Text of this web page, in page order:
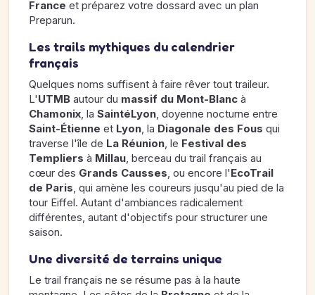
France et préparez votre dossard avec un plan
Preparun.
Les trails mythiques du calendrier
français
Quelques noms suffisent à faire rêver tout traileur.
L'UTMB autour du massif du Mont-Blanc à
Chamonix, la SaintéLyon, doyenne nocturne entre
Saint-Étienne et Lyon, la Diagonale des Fous qui
traverse l'île de La Réunion, le Festival des
Templiers à Millau, berceau du trail français au
cœur des Grands Causses, ou encore l'EcoTrail
de Paris, qui amène les coureurs jusqu'au pied de la
tour Eiffel. Autant d'ambiances radicalement
différentes, autant d'objectifs pour structurer une
saison.
Une diversité de terrains unique
Le trail français ne se résume pas à la haute